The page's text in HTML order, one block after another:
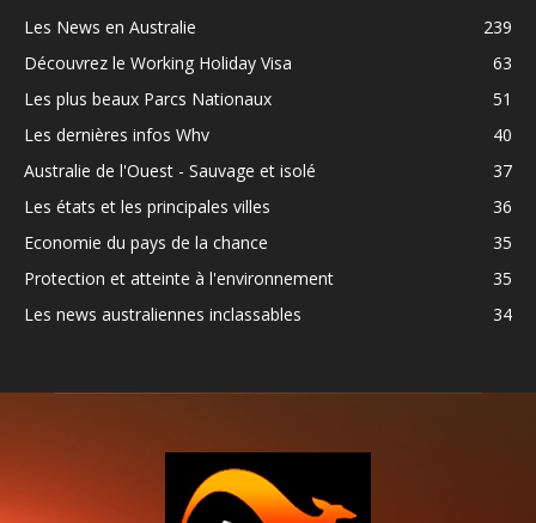
Les News en Australie
239
Découvrez le Working Holiday Visa
63
Les plus beaux Parcs Nationaux
51
Les dernières infos Whv
40
Australie de l'Ouest - Sauvage et isolé
37
Les états et les principales villes
36
Economie du pays de la chance
35
Protection et atteinte à l'environnement
35
Les news australiennes inclassables
34